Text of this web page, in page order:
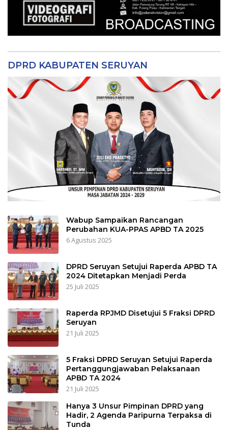
DPRD KABUPATEN SERUYAN
Wabup Sampaikan Rancangan
Perubahan KUA-PPAS APBD TA 2025
6 Agustus 2025
DPRD Seruyan Setujui Raperda APBD TA
2024 Ditetapkan Menjadi Perda
25 Juli 2025
Raperda RPJMD Disetujui 5 Fraksi DPRD
Seruyan
21 Juli 2025
5 Fraksi DPRD Seruyan Setujui Raperda
Pertanggungjawaban Pelaksanaan
APBD TA 2024
21 Juli 2025
Hanya 3 Unsur Pimpinan DPRD yang
Hadir, 2 Agenda Paripurna Terpaksa di
Tunda